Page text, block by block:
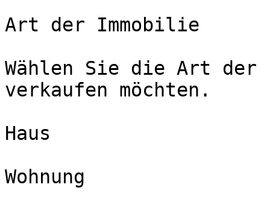
Art der Immobilie
Wählen Sie die Art
verkaufen möchten.
Haus
Wohnung